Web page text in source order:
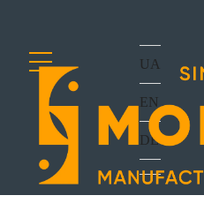
UA
EN
DE